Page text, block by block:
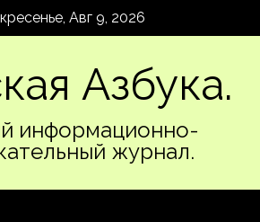
Авг 9, 2026
Азбука.
информационно-
журнал.